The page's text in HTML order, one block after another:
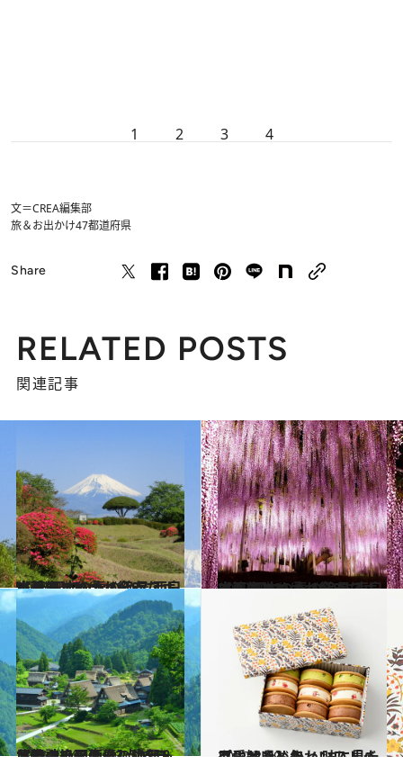
1 2 3 4
文＝CREA編集部
旅＆お出かけ47都道府県
Share
RELATED POSTS
関連記事
2022.4.17
【画像】いつか行きたい！ 日本の春の絶景 西日本篇まとめ①《全87スポット》
旅＆お出かけ 2022.4.18
【画像】いつか行きたい！ 日本の春の絶景 東日本篇まとめ①《全82スポット》
旅＆お出かけ
2021.4.28
【春の絶景画像】中部・北陸エリアの春の絶景＆風物詩の画像(43点)をチェック！
旅＆お出かけ 2022.3.19
【愛知県】かわいい「バターサンド缶」 味に見た目にときめきノンストップ
グルメ